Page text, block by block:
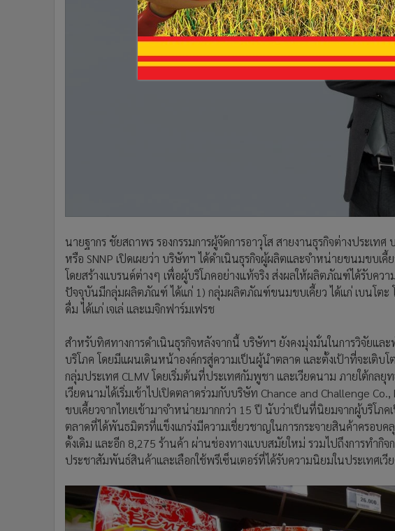
นายฐากร ชัยสถาพร รองกรรมการผู้จัดการอาวุโส สายงานธุรกิจต่างประเ
หรือ SNNP เปิดเผยว่า บริษัทฯ ได้ดำเนินธุรกิจผู้ผลิตและจำหน่ายขนมขบเคี้
โดยสร้างแบรนด์ต่างๆ เพื่อผู้บริโภคอย่างแท้จริง ส่งผลให้ผลิตภัณฑ์ได้รับคว
ปัจจุบันมีกลุ่มผลิตภัณฑ์ ได้แก่ 1) กลุ่มผลิตภัณฑ์ขนมขบเคี้ยว ได้แก่ เบนโตะ โ
ดื่ม ได้แก่ เจเล่ และเมจิกฟาร์มเฟรช
สำหรับทิศทางการดำเนินธุรกิจหลังจากนี้ บริษัทฯ ยังคงมุ่งมั่นในการวิจัยแ
บริโภค โดยมีแผนเดินหน้าองค์กรสู่ความเป็นผู้นำตลาด และตั้งเป้าที่จะเติบโ
กลุ่มประเทศ CLMV โดยเริ่มต้นที่ประเทศกัมพูชา และเวียดนาม ภายใต้กลยุ
เวียดนามได้เริ่มเข้าไปเปิดตลาดร่วมกับบริษัท Chance and Challenge
ขบเคี้ยวจากไทยเข้ามาจำหน่ายมากกว่า 15 ปี นับว่าเป็นที่นิยมจากผู้บริโภ
ตลาดที่ได้พันธมิตรที่แข็งแกร่งมีความเชี่ยวชาญในการกระจายสินค้าครอบ
ดั้งเดิม และอีก 8,275 ร้านค้า ผ่านช่องทางแบบสมัยใหม่ รวมไปถึงการทำกิจ
ประชาสัมพันธ์สินค้าและเลือกใช้พรีเซ็นเตอร์ที่ได้รับความนิยมในประเทศเวี